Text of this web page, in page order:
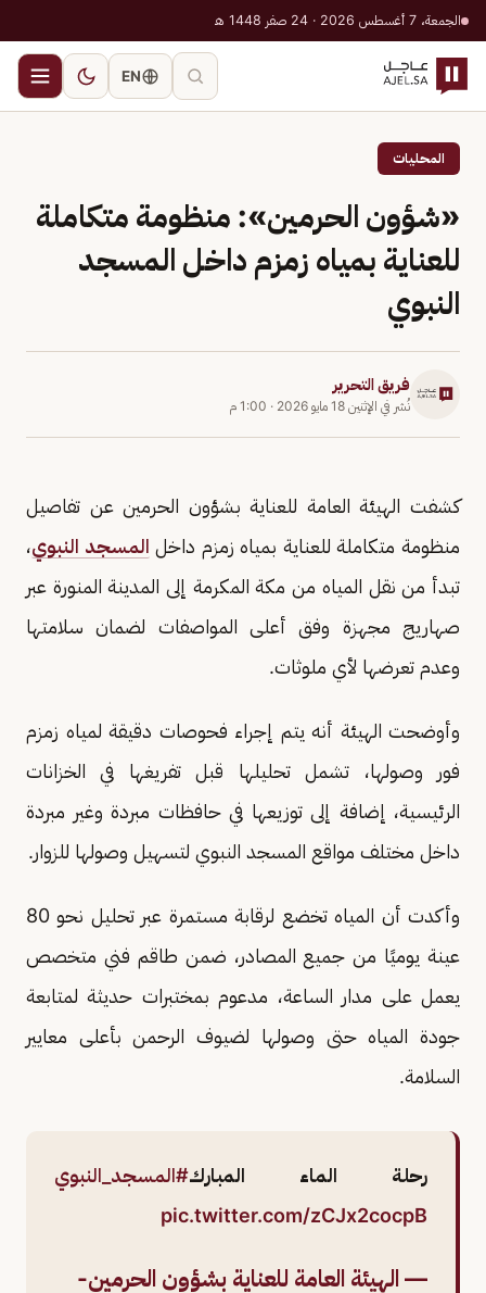
الجمعة، 7 أغسطس 2026 · 24 صفر 1448 هـ
EN
المحليات
«شؤون الحرمين»: منظومة متكاملة
للعناية بمياه زمزم داخل المسجد
النبوي
فريق التحرير
نُشر في الإثنين 18 مايو 2026 · 1:00 م
كشفت الهيئة العامة للعناية بشؤون الحرمين عن تفاصيل
منظومة متكاملة للعناية بمياه زمزم داخل المسجد النبوي،
تبدأ من نقل المياه من مكة المكرمة إلى المدينة المنورة عبر
صهاريج مجهزة وفق أعلى المواصفات لضمان سلامتها
وعدم تعرضها لأي ملوثات.
وأوضحت الهيئة أنه يتم إجراء فحوصات دقيقة لمياه زمزم
فور وصولها، تشمل تحليلها قبل تفريغها في الخزانات
الرئيسية، إضافة إلى توزيعها في حافظات مبردة وغير مبردة
داخل مختلف مواقع المسجد النبوي لتسهيل وصولها للزوار.
وأكدت أن المياه تخضع لرقابة مستمرة عبر تحليل نحو 80
عينة يوميًا من جميع المصادر، ضمن طاقم فني متخصص
يعمل على مدار الساعة، مدعوم بمختبرات حديثة لمتابعة
جودة المياه حتى وصولها لضيوف الرحمن بأعلى معايير
السلامة.
رحلة الماء المبارك#المسجد_النبوي
pic.twitter.com/zCJx2cocpB
— الهيئة العامة للعناية بشؤون الحرمين-